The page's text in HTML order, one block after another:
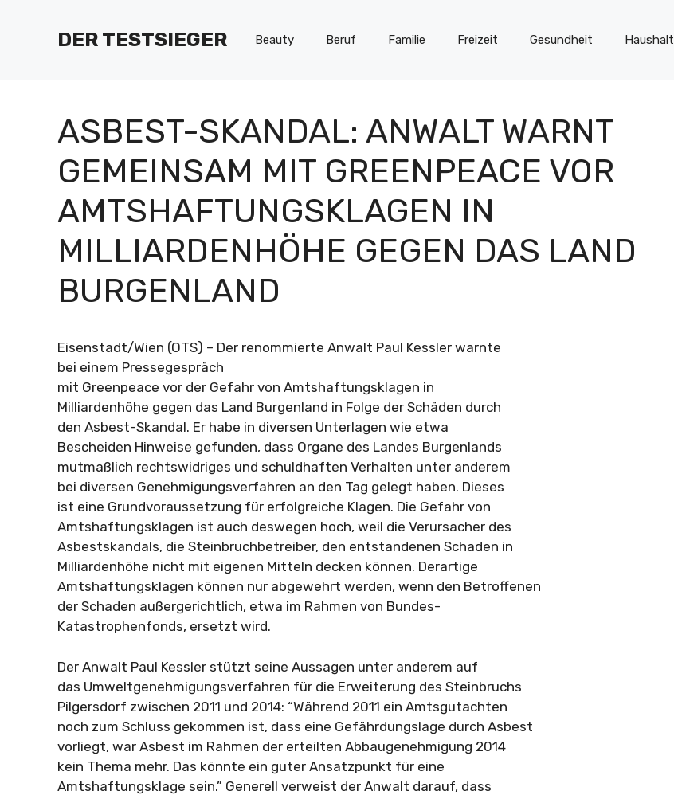
DER TESTSIEGER Beauty Beruf Familie Freizeit Gesundheit Haushalt
ASBEST-SKANDAL: ANWALT WARNT
GEMEINSAM MIT GREENPEACE VOR
AMTSHAFTUNGSKLAGEN IN
MILLIARDENHÖHE GEGEN DAS LAND
BURGENLAND
Eisenstadt/Wien (OTS) – Der renommierte Anwalt Paul Kessler warnte
bei einem Pressegespräch
mit Greenpeace vor der Gefahr von Amtshaftungsklagen in
Milliardenhöhe gegen das Land Burgenland in Folge der Schäden durch
den Asbest-Skandal. Er habe in diversen Unterlagen wie etwa
Bescheiden Hinweise gefunden, dass Organe des Landes Burgenlands
mutmaßlich rechtswidriges und schuldhaften Verhalten unter anderem
bei diversen Genehmigungsverfahren an den Tag gelegt haben. Dieses
ist eine Grundvoraussetzung für erfolgreiche Klagen. Die Gefahr von
Amtshaftungsklagen ist auch deswegen hoch, weil die Verursacher des
Asbestskandals, die Steinbruchbetreiber, den entstandenen Schaden in
Milliardenhöhe nicht mit eigenen Mitteln decken können. Derartige
Amtshaftungsklagen können nur abgewehrt werden, wenn den Betroffenen
der Schaden außergerichtlich, etwa im Rahmen von Bundes-
Katastrophenfonds, ersetzt wird.
Der Anwalt Paul Kessler stützt seine Aussagen unter anderem auf
das Umweltgenehmigungsverfahren für die Erweiterung des Steinbruchs
Pilgersdorf zwischen 2011 und 2014: “Während 2011 ein Amtsgutachten
noch zum Schluss gekommen ist, dass eine Gefährdungslage durch Asbest
vorliegt, war Asbest im Rahmen der erteilten Abbaugenehmigung 2014
kein Thema mehr. Das könnte ein guter Ansatzpunkt für eine
Amtshaftungsklage sein.” Generell verweist der Anwalt darauf, dass